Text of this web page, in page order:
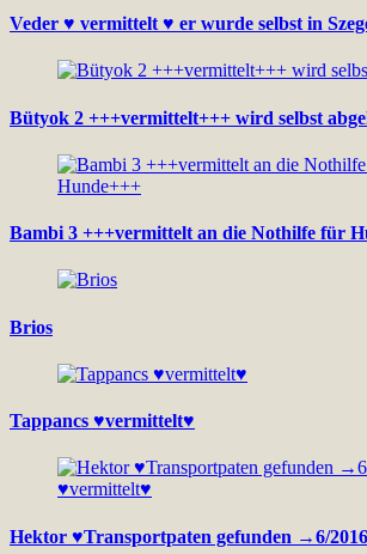
Veder ♥ vermittelt ♥ er wurde selbst in
Bütyok 2 +++vermittelt+++ wird selbst
Bambi 3 +++vermittelt an die Nothilfe für
Brios
Tappancs ♥vermittelt♥
Hektor ♥Transportpaten gefunden →6/